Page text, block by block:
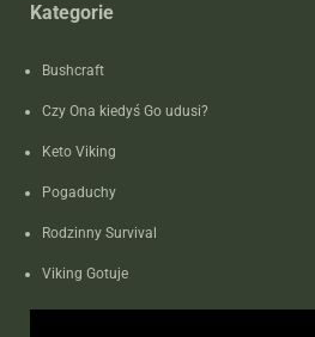
Kategorie
Bushcraft
Czy Ona kiedyś Go udusi?
Keto Viking
Pogaduchy
Rodzinny Survival
Viking Gotuje